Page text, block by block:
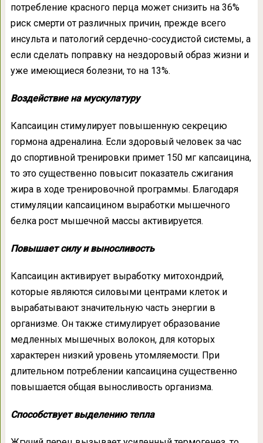
потребление красного перца может снизить на 36%
риск смерти от различных причин, прежде всего
инсульта и патологий сердечно-сосудистой системы, а
если сделать поправку на нездоровый образ жизни и
уже имеющиеся болезни, то на 13%.
Воздействие на мускулатуру
Капсаицин стимулирует повышенную секрецию
гормона адреналина. Если здоровый человек за час
до спортивной тренировки примет 150 мг капсаицина,
то это существенно повысит показатель сжигания
жира в ходе тренировочной программы. Благодаря
стимуляции капсаицином выработки мышечного
белка рост мышечной массы активируется.
Повышает силу и выносливость
Капсаицин активирует выработку митохондрий,
которые являются силовыми центрами клеток и
вырабатывают значительную часть энергии в
организме. Он также стимулирует образование
медленных мышечных волокон, для которых
характерен низкий уровень утомляемости. При
длительном потреблении капсаицина существенно
повышается общая выносливость организма.
Способствует выделению тепла